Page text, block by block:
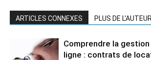
ARTICLES CONNEXES PLUS DE L'AUTEUR
Comprendre la
ligne : contrats de